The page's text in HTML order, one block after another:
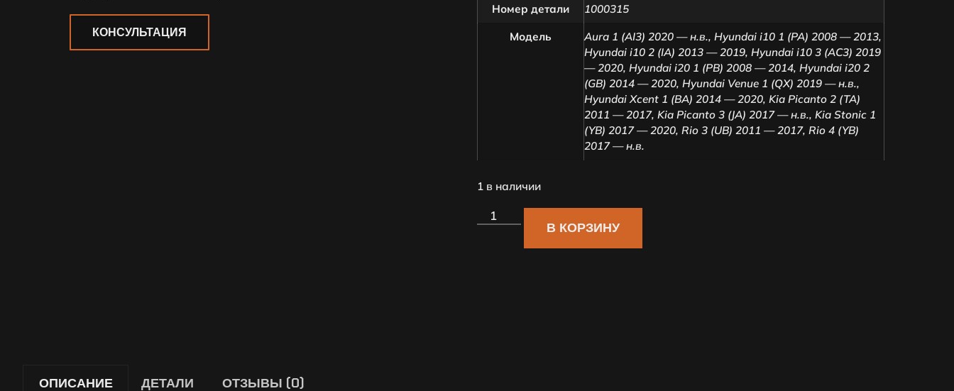
КОНСУЛЬТАЦИЯ
Номер детали 1000315
Модель Aura 1 (AI3) 2020 — н.в., Hyundai i10 1 (PA) 2008 — 2013,
Hyundai i10 2 (IA) 2013 — 2019, Hyundai i10 3 (AC3) 2019
— 2020, Hyundai i20 1 (PB) 2008 — 2014, Hyundai i20 2
(GB) 2014 — 2020, Hyundai Venue 1 (QX) 2019 — н.в.,
Hyundai Xcent 1 (BA) 2014 — 2020, Kia Picanto 2 (TA)
2011 — 2017, Kia Picanto 3 (JA) 2017 — н.в., Kia Stonic 1
(YB) 2017 — 2020, Rio 3 (UB) 2011 — 2017, Rio 4 (YB)
2017 — н.в.
1 в наличии
В КОРЗИНУ
ОПИСАНИЕ ДЕТАЛИ ОТЗЫВЫ (0)